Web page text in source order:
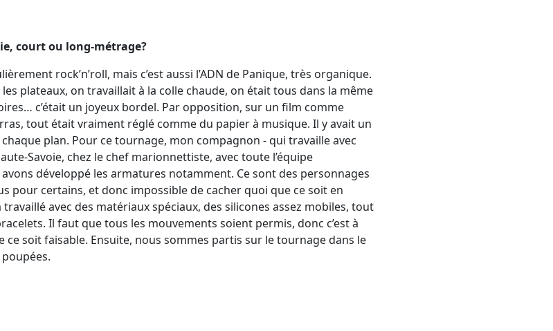
court ou long-métrage?
rock’n’roll, mais c’est aussi l’ADN de Panique, très organique.
les plateaux, on travaillait à la colle chaude, on était tous dans la même
c’était un joyeux bordel. Par opposition, sur un film comme
tout était vraiment réglé comme du papier à musique. Il y avait un
plan. Pour ce tournage, mon compagnon - qui travaille avec
Savoie, chez le chef marionnettiste, avec toute l’équipe
développé les armatures notamment. Ce sont des personnages
pour certains, et donc impossible de cacher quoi que ce soit en
avec des matériaux spéciaux, des silicones assez mobiles, tout
Il faut que tous les mouvements soient permis, donc c’est à
soit faisable. Ensuite, nous sommes partis sur le tournage dans le
poupées.